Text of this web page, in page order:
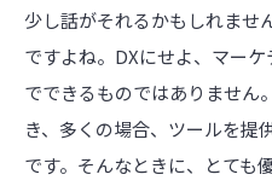
少し話がそれるかもしれませ
ですよね。DXにせよ、マー
でできるものではありません
き、多くの場合、ツールを提
です。そんなときに、とても